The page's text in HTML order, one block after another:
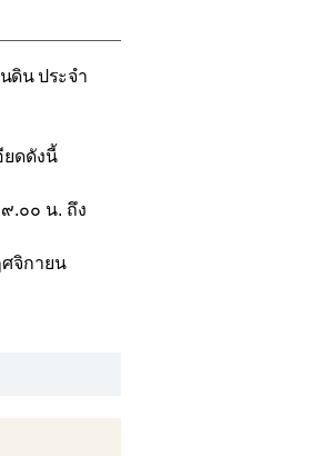
ดิน ประจำ
ยดดังนี้
.๐๐ น. ถึง
จิกายน